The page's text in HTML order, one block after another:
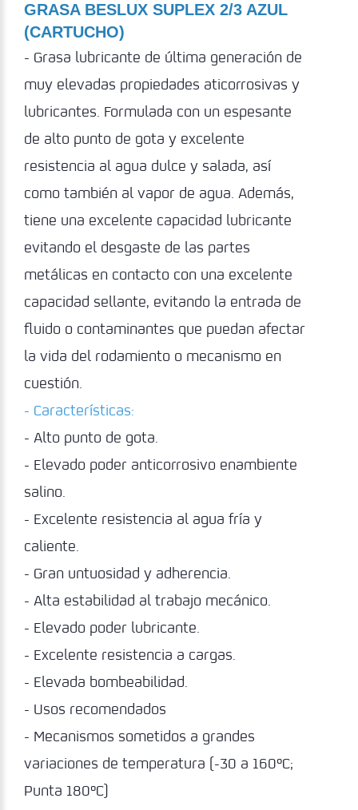
GRASA BESLUX SUPLEX 2/3 AZUL
(CARTUCHO)
- Grasa lubricante de última generación de
muy elevadas propiedades aticorrosivas y
lubricantes. Formulada con un espesante
de alto punto de gota y excelente
resistencia al agua dulce y salada, así
como también al vapor de agua. Además,
tiene una excelente capacidad lubricante
evitando el desgaste de las partes
metálicas en contacto con una excelente
capacidad sellante, evitando la entrada de
fluido o contaminantes que puedan afectar
la vida del rodamiento o mecanismo en
cuestión.
- Características:
- Alto punto de gota.
- Elevado poder anticorrosivo enambiente
salino.
- Excelente resistencia al agua fría y
caliente.
- Gran untuosidad y adherencia.
- Alta estabilidad al trabajo mecánico.
- Elevado poder lubricante.
- Excelente resistencia a cargas.
- Elevada bombeabilidad.
- Usos recomendados
- Mecanismos sometidos a grandes
variaciones de temperatura (-30 a 160ºC;
Punta 180ºC)